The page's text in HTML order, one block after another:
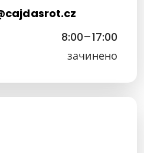
8:00–17:00
зачинено